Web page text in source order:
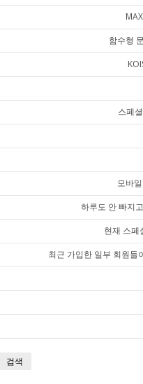
함수형
스페
모바
하루도 안 빠지
현재 스페
최근 가입한 일부 회원들
검색